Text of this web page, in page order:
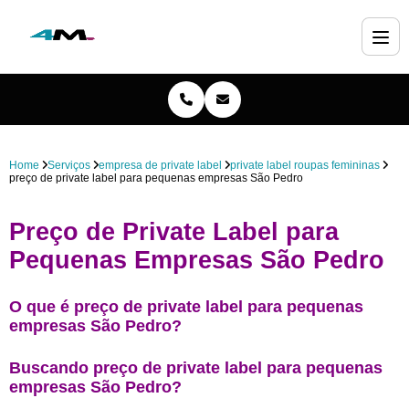
Home Serviços empresa de private label
private label roupas femininas
preço de private label para pequenas empresas São Pedro
Preço de Private Label para
Pequenas Empresas São Pedro
O que é preço de private label para pequenas
empresas São Pedro?
Buscando preço de private label para pequenas
empresas São Pedro?